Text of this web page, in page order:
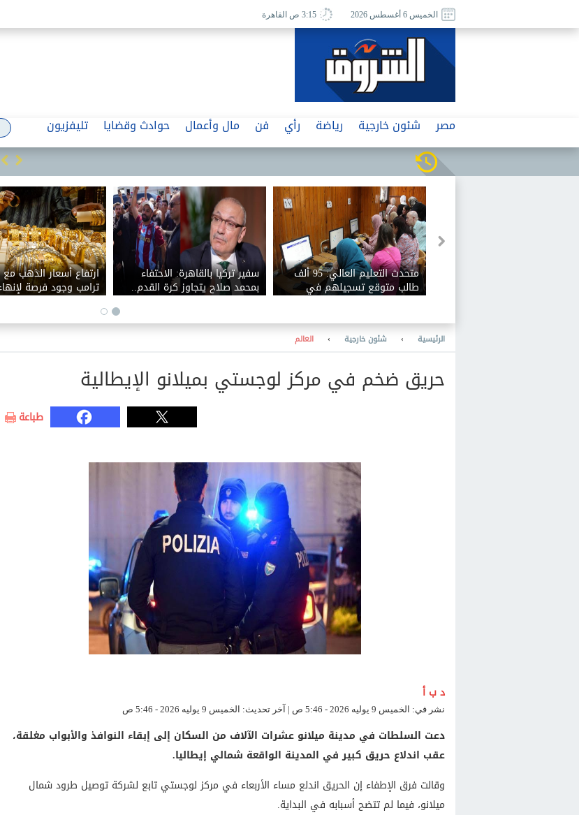
الخميس 6 أغسطس 2026 3:15 ص القاهرة
مصر شئون خارجية رياضة رأي فن مال وأعمال حوادث وقضايا تليفزيون
متحدث التعليم العالي: 95 ألف
طالب متوقع تسجيلهم في
المرحلة الأولى للتنسيق..
سفير تركيا بالقاهرة: الاحتفاء
بمحمد صلاح يتجاوز كرة القدم..
ووجوده في طرابزون يجسد
ارتفاع أسعار الذهب مع
ترامب وجود فرصة
مضيق هرمز
الرئيسية › شئون خارجية › العالم
حريق ضخم في مركز لوجستي بميلانو الإيطالية
طباعة
د ب أ
نشر في: الخميس 9 يوليه 2026 - 5:46 ص | آخر تحديث: الخميس 9 يوليه 2026 - 5:46 ص
دعت السلطات في مدينة ميلانو عشرات الآلاف من السكان إلى إبقاء النوافذ والأبواب مغلقة،
عقب اندلاع حريق كبير في المدينة الواقعة شمالي إيطاليا.
وقالت فرق الإطفاء إن الحريق اندلع مساء الأربعاء في مركز لوجستي تابع لشركة توصيل طرود شمال
ميلانو، فيما لم تتضح أسبابه في البداية.